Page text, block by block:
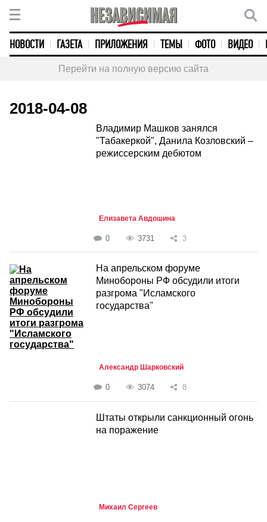
НОВОСТИ ГАЗЕТА ПРИЛОЖЕНИЯ ТЕМЫ ФОТО ВИДЕО
Перейти на полную версию сайта
2018-04-08
Владимир Машков занялся
"Табакеркой", Данила Козловский –
режиссерским дебютом
Елизавета Авдошина
0 3731 3
На апрельском форуме
Минобороны РФ обсудили итоги
разгрома "Исламского
государства"
Александр Шарковский
0 3074 8
Штаты открыли санкционный огонь
на поражение
Михаил Сергеев